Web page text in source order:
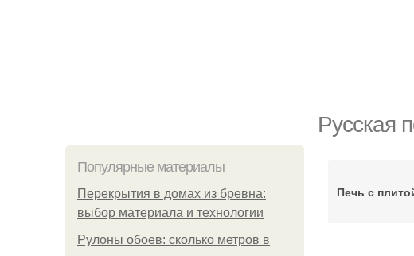
Русская
Популярные материалы
Перекрытия в домах из бревна:
выбор материала и технологии
Рулоны обоев: сколько метров в
Печь с